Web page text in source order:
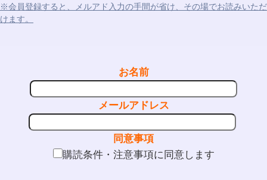
※会員登録すると、メルアド入力の手間が省け、その場でお読みいただ
けます。
お名前
メールアドレス
同意事項
購読条件・注意事項に同意します